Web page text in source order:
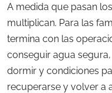
A medida que pasan
multiplican. Para las
termina con las
conseguir agua
dormir y condiciones
recuperarse y volver a